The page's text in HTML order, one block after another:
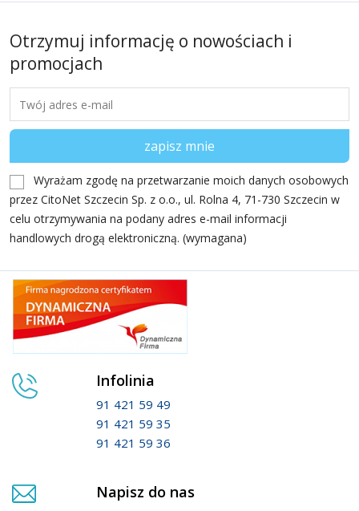
Otrzymuj informację o nowościach i
promocjach
Wyrażam zgodę na przetwarzanie moich danych osobowych
przez CitoNet Szczecin Sp. z o.o., ul. Rolna 4, 71-730 Szczecin w
celu otrzymywania na podany adres e-mail informacji
handlowych drogą elektroniczną. (wymagana)
Infolinia
91 421 59 49
91 421 59 35
91 421 59 36
Napisz do nas